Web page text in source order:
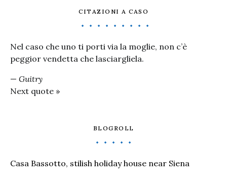
CITAZIONI A CASO
Nel caso che uno ti porti via la moglie, non c’è
peggior vendetta che lasciargliela.
— Guitry
Next quote »
BLOGROLL
Casa Bassotto, stilish holiday house near Siena